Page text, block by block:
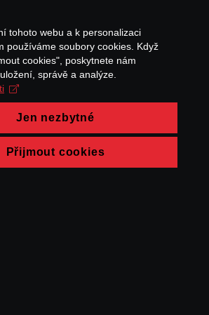
tohoto webu a k personalizaci
používáme soubory cookies. Když
cookies", poskytnete nám
správě a analýze.
Jen nezbytné
Přijmout cookies